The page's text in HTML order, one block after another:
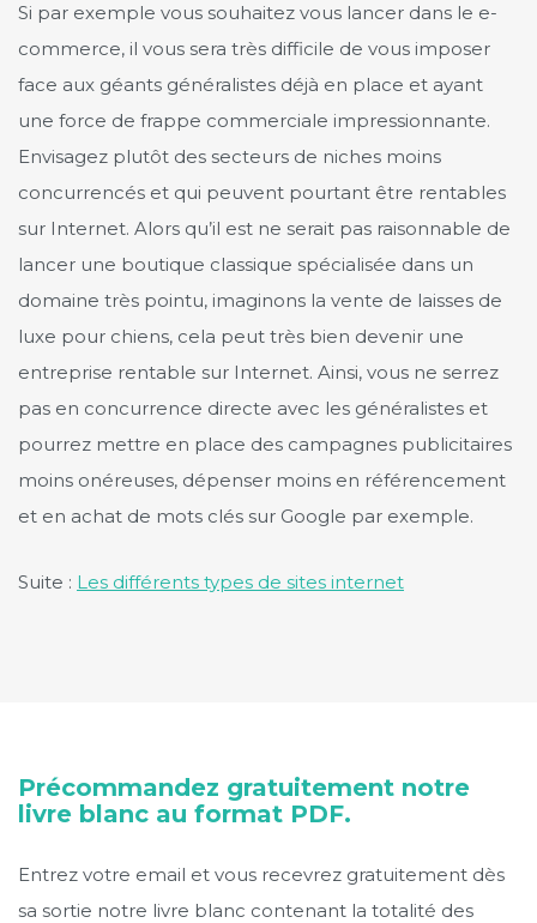
Si par exemple vous souhaitez vous lancer dans le e-
commerce, il vous sera très difficile de vous imposer
face aux géants généralistes déjà en place et ayant
une force de frappe commerciale impressionnante.
Envisagez plutôt des secteurs de niches moins
concurrencés et qui peuvent pourtant être rentables
sur Internet. Alors qu’il est ne serait pas raisonnable de
lancer une boutique classique spécialisée dans un
domaine très pointu, imaginons la vente de laisses de
luxe pour chiens, cela peut très bien devenir une
entreprise rentable sur Internet. Ainsi, vous ne serrez
pas en concurrence directe avec les généralistes et
pourrez mettre en place des campagnes publicitaires
moins onéreuses, dépenser moins en référencement
et en achat de mots clés sur Google par exemple.
Suite : Les différents types de sites internet
Précommandez gratuitement notre
livre blanc au format PDF.
Entrez votre email et vous recevrez gratuitement dès
sa sortie notre livre blanc contenant la totalité des